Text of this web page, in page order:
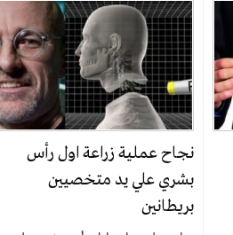
نجاح عملية زراعة اول رأس
بشري علي يد متخصيين
بريطانين